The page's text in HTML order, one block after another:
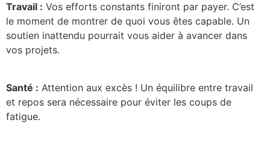
Travail : Vos efforts constants finiront par payer. C’est
le moment de montrer de quoi vous êtes capable. Un
soutien inattendu pourrait vous aider à avancer dans
vos projets.
Santé : Attention aux excès ! Un équilibre entre travail
et repos sera nécessaire pour éviter les coups de
fatigue.